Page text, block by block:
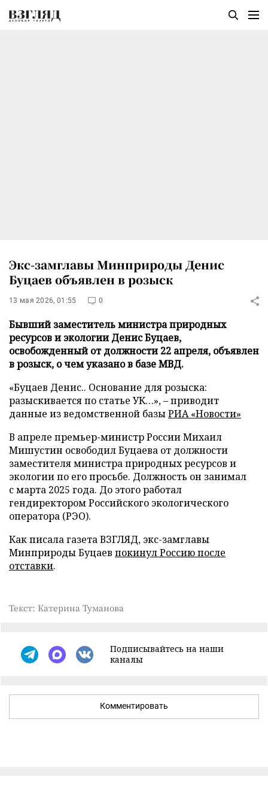
Экс-замглавы Минприроды Денис
Буцаев объявлен в розыск
13 мая 2026, 01:55 0
Бывший заместитель министра природных
ресурсов и экологии Денис Буцаев,
освобожденный от должности 22 апреля, объявлен
в розыск, о чем указано в базе МВД.
«Буцаев Денис.. Основание для розыска:
разыскивается по статье УК…», – приводит
данные из ведомственной базыРИА «Новости»
В апреле премьер-министр России Михаил
Мишустин освободил Буцаева от должности
заместителя министра природных ресурсов и
экологии по его просьбе. Должность он занимал
с марта 2025 года. До этого работал
гендиректором Российского экологического
оператора (РЭО).
Как писала газета ВЗГЛЯД, экс-замглавы
Минприроды Буцаев покинул Россию после
отставки.
Текст: Катерина Туманова
Подписывайтесь на наши
каналы
Комментировать